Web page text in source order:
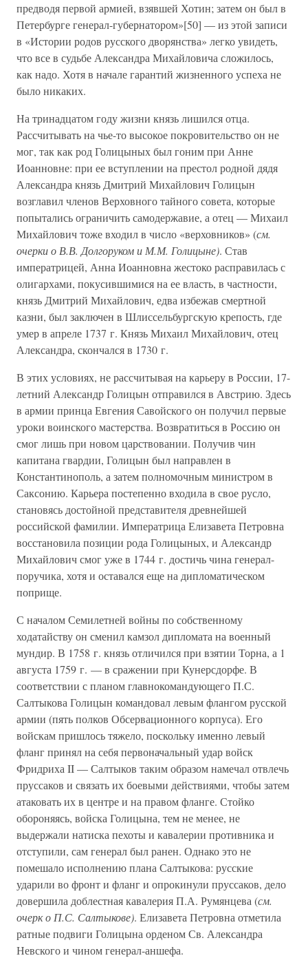
предводя первой армией, взявшей Хотин; затем он был в
Петербурге генерал-губернатором»[50] — из этой записи
в «Истории родов русского дворянства» легко увидеть,
что все в судьбе Александра Михайловича сложилось,
как надо. Хотя в начале гарантий жизненного успеха не
было никаких.
На тринадцатом году жизни князь лишился отца.
Рассчитывать на чье-то высокое покровительство он не
мог, так как род Голицыных был гоним при Анне
Иоанновне: при ее вступлении на престол родной дядя
Александра князь Дмитрий Михайлович Голицын
возглавил членов Верховного тайного совета, которые
попытались ограничить самодержавие, а отец — Михаил
Михайлович тоже входил в число «верховников» (см.
очерки о В.В. Долгоруком и М.М. Голицыне). Став
императрицей, Анна Иоанновна жестоко расправилась с
олигархами, покусившимися на ее власть, в частности,
князь Дмитрий Михайлович, едва избежав смертной
казни, был заключен в Шлиссельбургскую крепость, где
умер в апреле 1737 г. Князь Михаил Михайлович, отец
Александра, скончался в 1730 г.
В этих условиях, не рассчитывая на карьеру в России, 17-
летний Александр Голицын отправился в Австрию. Здесь
в армии принца Евгения Савойского он получил первые
уроки воинского мастерства. Возвратиться в Россию он
смог лишь при новом царствовании. Получив чин
капитана гвардии, Голицын был направлен в
Константинополь, а затем полномочным министром в
Саксонию. Карьера постепенно входила в свое русло,
становясь достойной представителя древнейшей
российской фамилии. Императрица Елизавета Петровна
восстановила позиции рода Голицыных, и Александр
Михайлович смог уже в 1744 г. достичь чина генерал-
поручика, хотя и оставался еще на дипломатическом
поприще.
С началом Семилетней войны по собственному
ходатайству он сменил камзол дипломата на военный
мундир. В 1758 г. князь отличился при взятии Торна, а 1
августа 1759 г. — в сражении при Кунерсдорфе. В
соответствии с планом главнокомандующего П.С.
Салтыкова Голицын командовал левым флангом русской
армии (пять полков Обсервационного корпуса). Его
войскам пришлось тяжело, поскольку именно левый
фланг принял на себя первоначальный удар войск
Фридриха II — Салтыков таким образом намечал отвлечь
пруссаков и связать их боевыми действиями, чтобы затем
атаковать их в центре и на правом фланге. Стойко
обороняясь, войска Голицына, тем не менее, не
выдержали натиска пехоты и кавалерии противника и
отступили, сам генерал был ранен. Однако это не
помешало исполнению плана Салтыкова: русские
ударили во фронт и фланг и опрокинули пруссаков, дело
довершила доблестная кавалерия П.А. Румянцева (см.
очерк о П.С. Салтыкове). Елизавета Петровна отметила
ратные подвиги Голицына орденом Св. Александра
Невского и чином генерал-аншефа.